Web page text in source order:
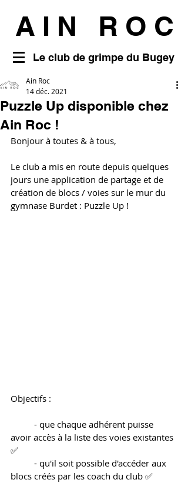
AIN ROC
Le club de grimpe du Bugey
Puzzle Up disponible chez
Ain Roc !
Ain Roc
14 déc. 2021
Bonjour à toutes & à tous,
Le club a mis en route depuis quelques
jours une application de partage et de
création de blocs / voies sur le mur du
gymnase Burdet : Puzzle Up !
Objectifs :
avoir accès à la liste des voies existantes
✅
blocs créés par les coach du club ✅